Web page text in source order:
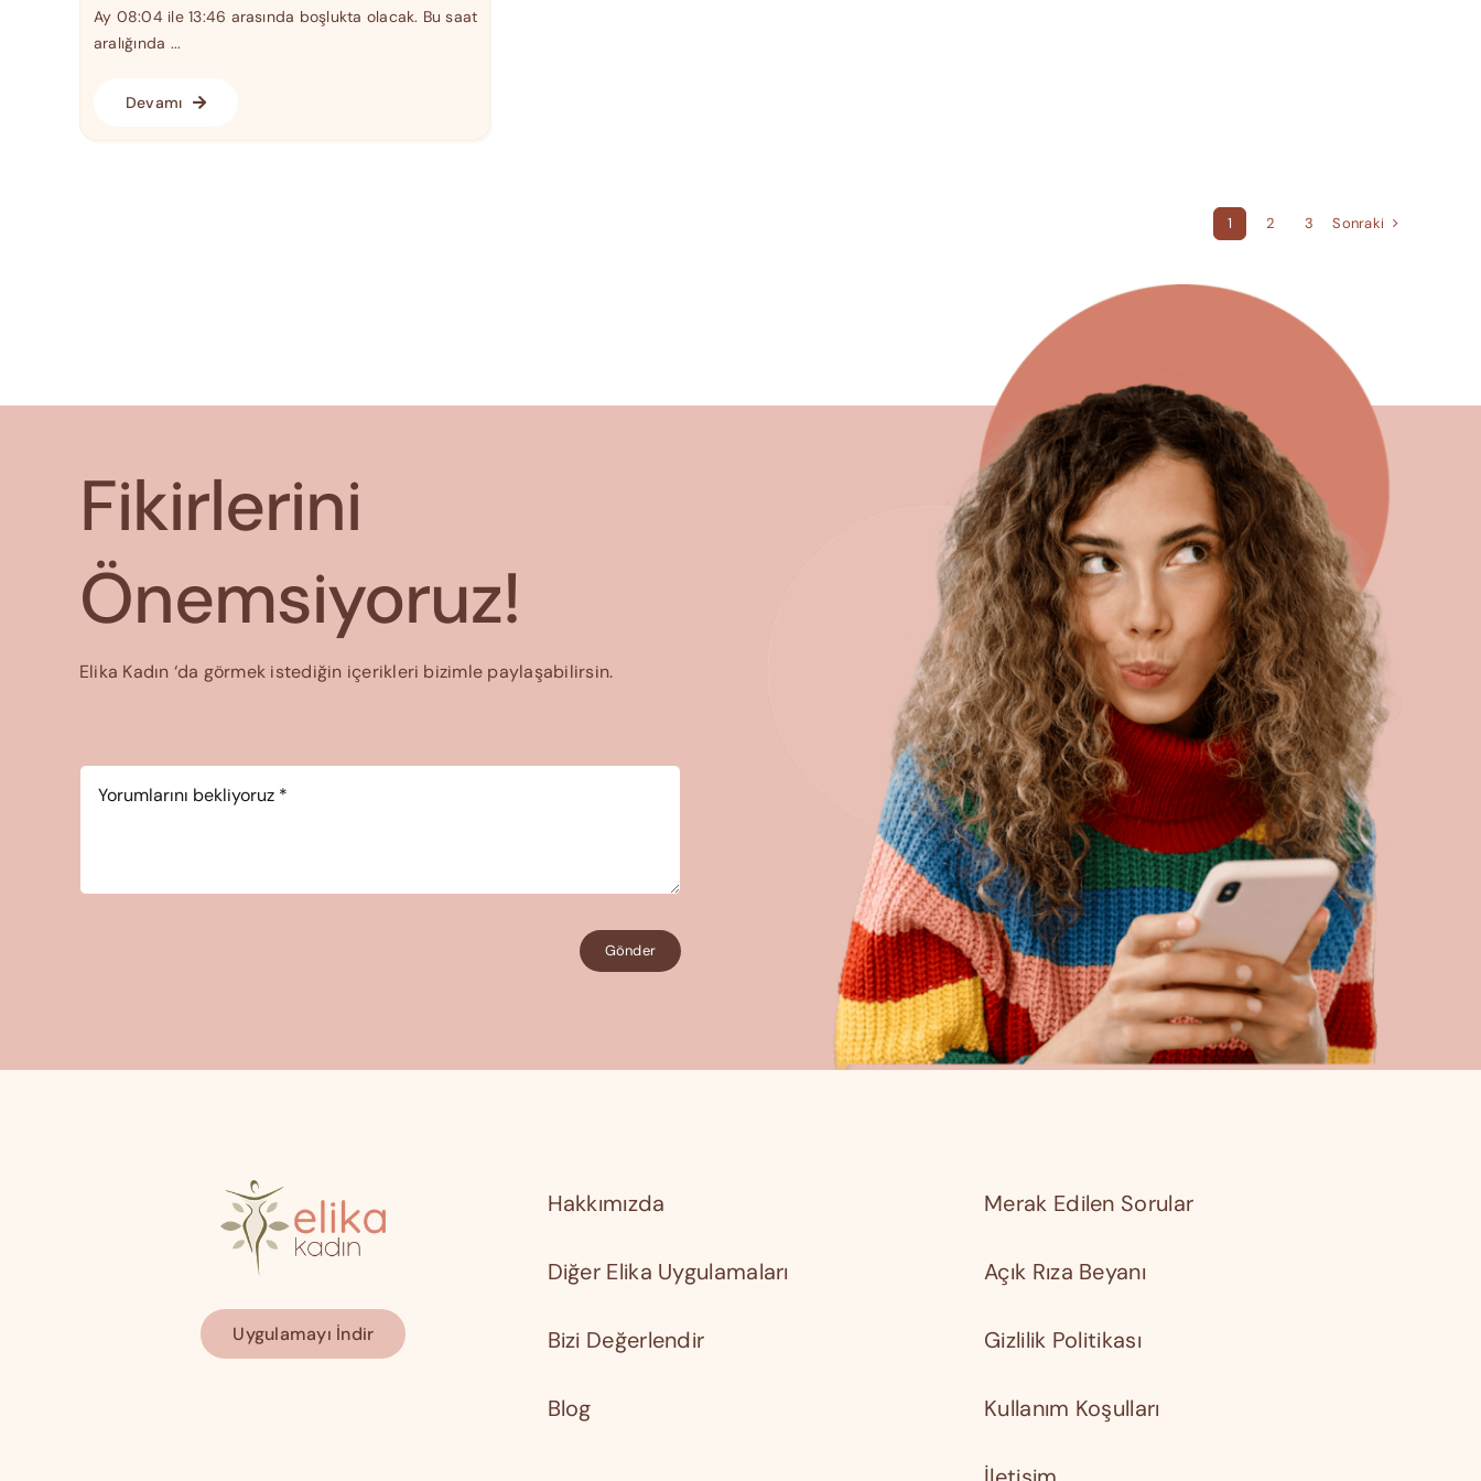
Ay 08:04 ile 13:46 arasında boşlukta olacak. Bu saat
aralığında ...
Devamı
1 2 3 Sonraki
Fikirlerini
Önemsiyoruz!
Elika Kadın ‘da görmek istediğin içerikleri bizimle paylaşabilirsin.
Gönder
Uygulamayı İndir
Hakkımızda
Diğer Elika Uygulamaları
Bizi Değerlendir
Blog
Merak Edilen Sorular
Açık Rıza Beyanı
Gizlilik Politikası
Kullanım Koşulları